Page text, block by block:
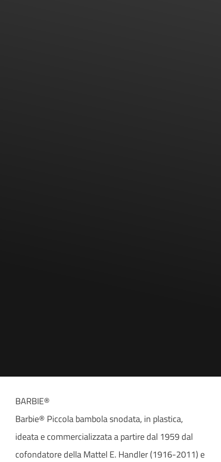
BARBIE®
Barbie® Piccola bambola snodata, in plastica,
ideata e commercializzata a partire dal 1959 dal
cofondatore della Mattel E. Handler (1916-2011) e